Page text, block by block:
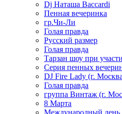
Dj Наташа Baccardi
Пенная вечеринка
гр.Чи-Ли
Голая правда
Русский размер
Голая правда
Тарзан шоу при
Серия пенных
DJ Fire Lady (г.
Голая правда
группа Винтаж (г.
8 Марта
Международный день